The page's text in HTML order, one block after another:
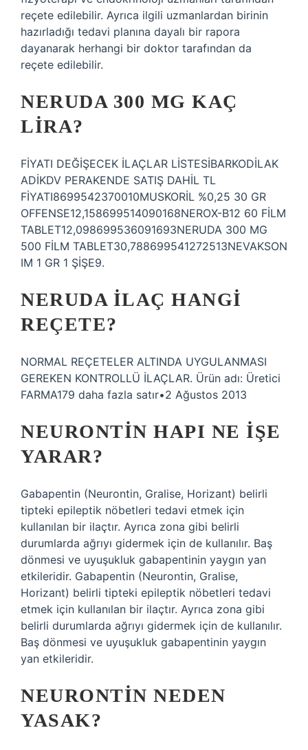
reçete edilebilir. Ayrıca ilgili uzmanlardan birinin
hazırladığı tedavi planına dayalı bir rapora
dayanarak herhangi bir doktor tarafından da
reçete edilebilir.
NERUDA 300 MG KAÇ
LIRA?
FİYATI DEĞİŞECEK İLAÇLAR LİSTESİBARKODİLAK
ADİKDV PERAKENDE SATIŞ DAHİL TL
FİYATI8699542370010MUSKORİL %0,25 30 GR
OFFENSE12,158699514090168NEROX-B12 60 FİLM
TABLET12,098699536091693NERUDA 300 MG
500 FİLM TABLET30,788699541272513NEVAKSON
IM 1 GR 1 ŞİŞE9.
NERUDA ILAÇ HANGI
REÇETE?
NORMAL REÇETELER ALTINDA UYGULANMASI
GEREKEN KONTROLLÜ İLAÇLAR. Ürün adı: Üretici
FARMA179 daha fazla satır•2 Ağustos 2013
NEURONTIN HAPI NE IŞE
YARAR?
Gabapentin (Neurontin, Gralise, Horizant) belirli
tipteki epileptik nöbetleri tedavi etmek için
kullanılan bir ilaçtır. Ayrıca zona gibi belirli
durumlarda ağrıyı gidermek için de kullanılır. Baş
dönmesi ve uyuşukluk gabapentinin yaygın yan
etkileridir. Gabapentin (Neurontin, Gralise,
Horizant) belirli tipteki epileptik nöbetleri tedavi
etmek için kullanılan bir ilaçtır. Ayrıca zona gibi
belirli durumlarda ağrıyı gidermek için de kullanılır.
Baş dönmesi ve uyuşukluk gabapentinin yaygın
yan etkileridir.
NEURONTIN NEDEN
YASAK?